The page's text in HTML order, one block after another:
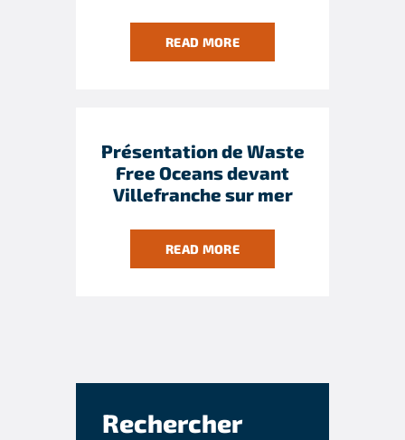
READ MORE
Présentation de Waste
Free Oceans devant
Villefranche sur mer
READ MORE
Rechercher